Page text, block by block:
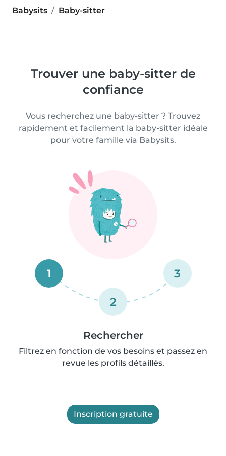
Babysits Baby-sitter
Trouver une baby-sitter de
confiance
Vous recherchez une baby-sitter ? Trouvez
rapidement et facilement la baby-sitter idéale
pour votre famille via Babysits.
1
2
3
Rechercher
Filtrez en fonction de vos besoins et passez en
revue les profils détaillés.
Inscription gratuite